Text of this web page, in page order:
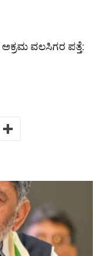
ಅಕ್ರಮ ವಲಸಿಗರ ಪತ್ತೆ: